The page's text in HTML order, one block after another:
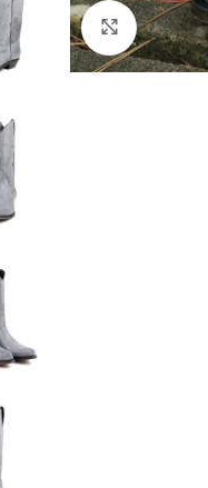
Click to